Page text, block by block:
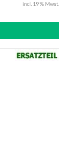
incl. 19 % Mwst.